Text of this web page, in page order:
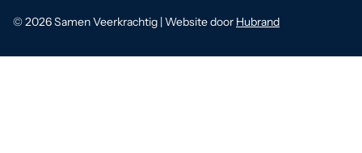
© 2026 Samen Veerkrachtig | Website door Hubrand